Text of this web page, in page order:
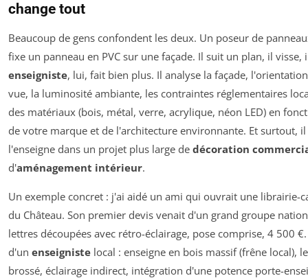
change tout
Beaucoup de gens confondent les deux. Un poseur de
fixe un panneau en PVC sur une façade. Il suit un plan, il visse,
enseigniste, lui, fait bien plus. Il analyse la façade,
vue, la luminosité ambiante, les contraintes réglementaires
des matériaux (bois, métal, verre, acrylique, néon LED) en
de votre marque et de l'architecture environnante. Et surtout,
l'enseigne dans un projet plus large de décoration
d'aménagement intérieur.
Un exemple concret : j'ai aidé un ami qui ouvrait une librairie-
du Château. Son premier devis venait d'un grand groupe
lettres découpées avec rétro-éclairage, pose comprise, 4 500
d'un enseigniste local : enseigne en bois massif (frêne local),
brossé, éclairage indirect, intégration d'une potence porte-